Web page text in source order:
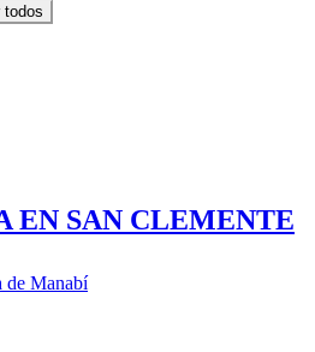
todos
EN SAN CLEMENTE
de Manabí